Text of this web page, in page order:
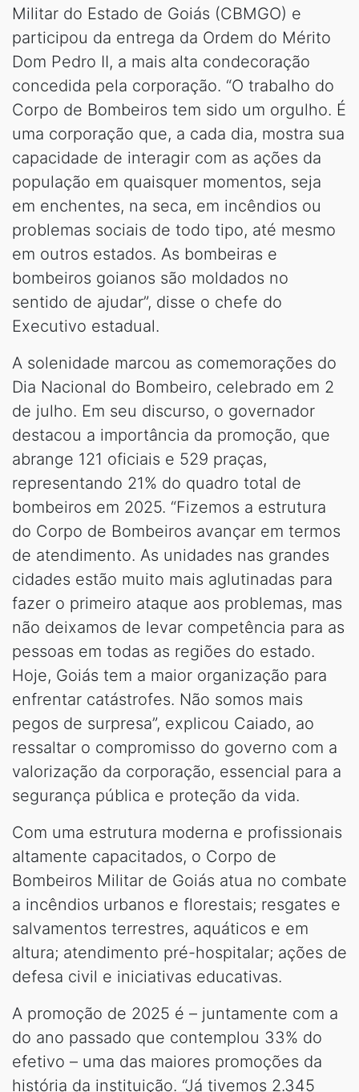
Militar do Estado de Goiás (CBMGO) e
participou da entrega da Ordem do Mérito
Dom Pedro II, a mais alta condecoração
concedida pela corporação. “O trabalho do
Corpo de Bombeiros tem sido um orgulho. É
uma corporação que, a cada dia, mostra sua
capacidade de interagir com as ações da
população em quaisquer momentos, seja
em enchentes, na seca, em incêndios ou
problemas sociais de todo tipo, até mesmo
em outros estados. As bombeiras e
bombeiros goianos são moldados no
sentido de ajudar”, disse o chefe do
Executivo estadual.
A solenidade marcou as comemorações do
Dia Nacional do Bombeiro, celebrado em 2
de julho. Em seu discurso, o governador
destacou a importância da promoção, que
abrange 121 oficiais e 529 praças,
representando 21% do quadro total de
bombeiros em 2025. “Fizemos a estrutura
do Corpo de Bombeiros avançar em termos
de atendimento. As unidades nas grandes
cidades estão muito mais aglutinadas para
fazer o primeiro ataque aos problemas, mas
não deixamos de levar competência para as
pessoas em todas as regiões do estado.
Hoje, Goiás tem a maior organização para
enfrentar catástrofes. Não somos mais
pegos de surpresa”, explicou Caiado, ao
ressaltar o compromisso do governo com a
valorização da corporação, essencial para a
segurança pública e proteção da vida.
Com uma estrutura moderna e profissionais
altamente capacitados, o Corpo de
Bombeiros Militar de Goiás atua no combate
a incêndios urbanos e florestais; resgates e
salvamentos terrestres, aquáticos e em
altura; atendimento pré-hospitalar; ações de
defesa civil e iniciativas educativas.
A promoção de 2025 é – juntamente com a
do ano passado que contemplou 33% do
efetivo – uma das maiores promoções da
história da instituição. “Já tivemos 2.345